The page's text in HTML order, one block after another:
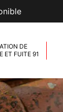
DE
ET FUITE 91